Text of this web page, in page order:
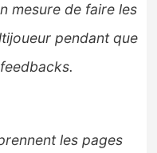
mesure de faire les
pendant que
les pages